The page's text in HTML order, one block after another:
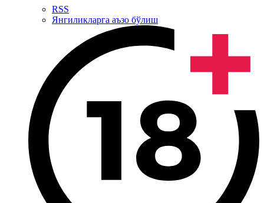
RSS
Янгиликларга аъзо бўлиш